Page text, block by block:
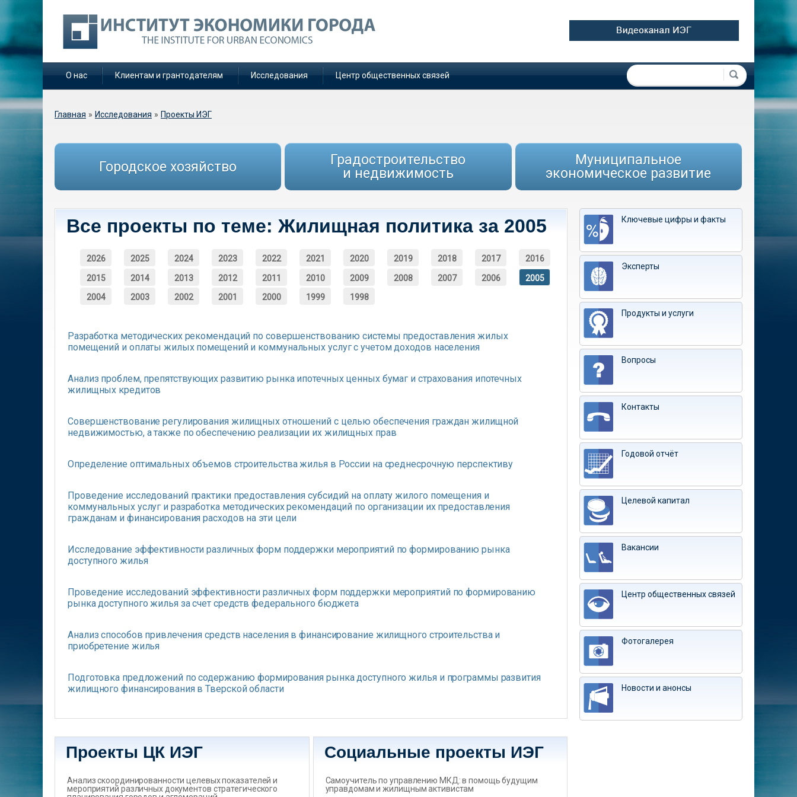
О нас Клиентам и грантодателям Исследования Центр общественных связей Форма поиска
Поиск
Вы здесь
Главная » Исследования » Проекты ИЭГ
Городское хозяйство
Градостроительство
и недвижимость
Муниципальное
экономическое развитие
Все проекты по теме: Жилищная политика за 2005
2026 2025 2024 2023 2022 2021 2020 2019 2018 2017 2016
2015 2014 2013 2012 2011 2010 2009 2008 2007 2006 2005
2004 2003 2002 2001 2000 1999 1998
Разработка методических рекомендаций по совершенствованию системы предоставления жилых
помещений и оплаты жилых помещений и коммунальных услуг с учетом доходов населения
Анализ проблем, препятствующих развитию рынка ипотечных ценных бумаг и страхования ипотечных
жилищных кредитов
Совершенствование регулирования жилищных отношений с целью обеспечения граждан жилищной
недвижимостью, а также по обеспечению реализации их жилищных прав
Определение оптимальных объемов строительства жилья в России на среднесрочную перспективу
Проведение исследований практики предоставления субсидий на оплату жилого помещения и
коммунальных услуг и разработка методических рекомендаций по организации их предоставления
гражданам и финансирования расходов на эти цели
Исследование эффективности различных форм поддержки мероприятий по формированию рынка
доступного жилья
Проведение исследований эффективности различных форм поддержки мероприятий по формированию
рынка доступного жилья за счет средств федерального бюджета
Анализ способов привлечения средств населения в финансирование жилищного строительства и
приобретение жилья
Подготовка предложений по содержанию формирования рынка доступного жилья и программы развития
жилищного финансирования в Тверской области
Проекты ЦК ИЭГ
Анализ скоординированности целевых показателей и
мероприятий различных документов стратегического
Социальные проекты ИЭГ
Самоучитель по управлению МКД: в помощь будущим
управдомам и жилищным активистам
Ключевые цифры и факты
Эксперты
Продукты и услуги
Вопросы
Контакты
Годовой отчёт
Целевой капитал
Вакансии
Центр общественных связей
Фотогалерея
Новости и анонсы